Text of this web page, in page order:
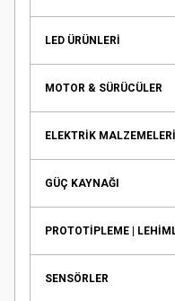
LED ÜRÜNLERİ
MOTOR & SÜRÜCÜLER
ELEKTRİK MALZEMELERİ
GÜÇ KAYNAĞI
PROTOTİPLEME |
SENSÖRLER